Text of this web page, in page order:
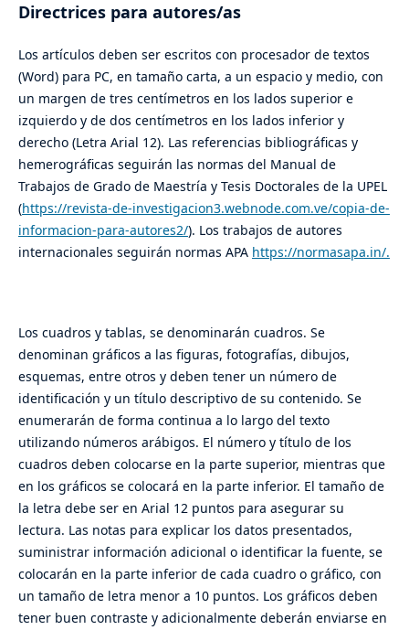
Directrices para autores/as
Los artículos deben ser escritos con procesador de textos
(Word) para PC, en tamaño carta, a un espacio y medio, con
un margen de tres centímetros en los lados superior e
izquierdo y de dos centímetros en los lados inferior y
derecho (Letra Arial 12). Las referencias bibliográficas y
hemerográficas seguirán las normas del Manual de
Trabajos de Grado de Maestría y Tesis Doctorales de la UPEL
(https://revista-de-investigacion3.webnode.com.ve/copia-de-
informacion-para-autores2/). Los trabajos de autores
internacionales seguirán normas APA https://normasapa.in/.
Los cuadros y tablas, se denominarán cuadros. Se
denominan gráficos a las figuras, fotografías, dibujos,
esquemas, entre otros y deben tener un número de
identificación y un título descriptivo de su contenido. Se
enumerarán de forma continua a lo largo del texto
utilizando números arábigos. El número y título de los
cuadros deben colocarse en la parte superior, mientras que
en los gráficos se colocará en la parte inferior. El tamaño de
la letra debe ser en Arial 12 puntos para asegurar su
lectura. Las notas para explicar los datos presentados,
suministrar información adicional o identificar la fuente, se
colocarán en la parte inferior de cada cuadro o gráfico, con
un tamaño de letra menor a 10 puntos. Los gráficos deben
tener buen contraste y adicionalmente deberán enviarse en